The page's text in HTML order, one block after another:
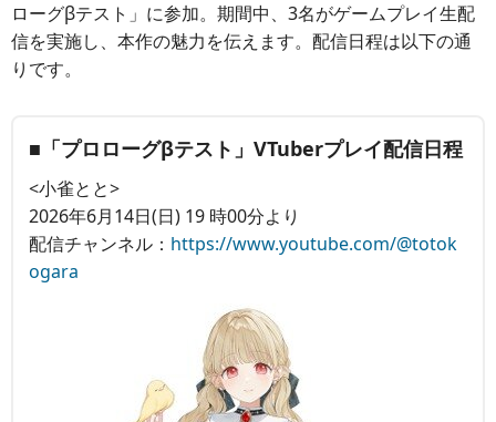
ローグβテスト」に参加。期間中、3名がゲームプレイ生配
信を実施し、本作の魅力を伝えます。配信日程は以下の通
りです。
■「プロローグβテスト」VTuberプレイ配信日程
<小雀とと>
2026年6月14日(日) 19 時00分より
配信チャンネル： https://www.youtube.com/@totok
ogara